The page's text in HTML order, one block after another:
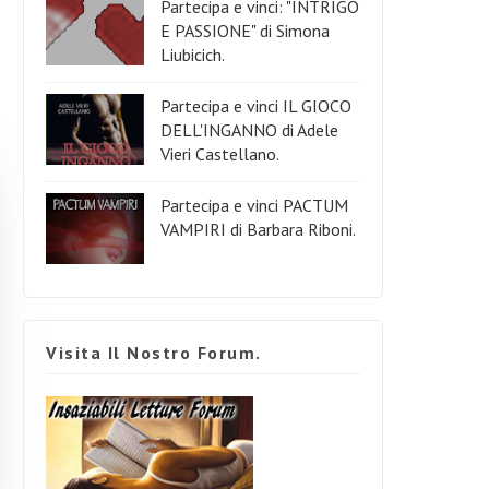
Partecipa e vinci: "INTRIGO
E PASSIONE" di Simona
Liubicich.
Partecipa e vinci IL GIOCO
DELL'INGANNO di Adele
Vieri Castellano.
Partecipa e vinci PACTUM
VAMPIRI di Barbara Riboni.
Visita Il Nostro Forum.